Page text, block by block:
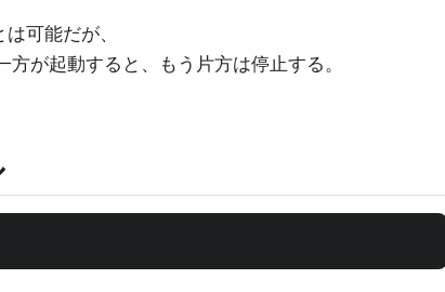
可能だが、
が起動すると、もう片方は停止する。